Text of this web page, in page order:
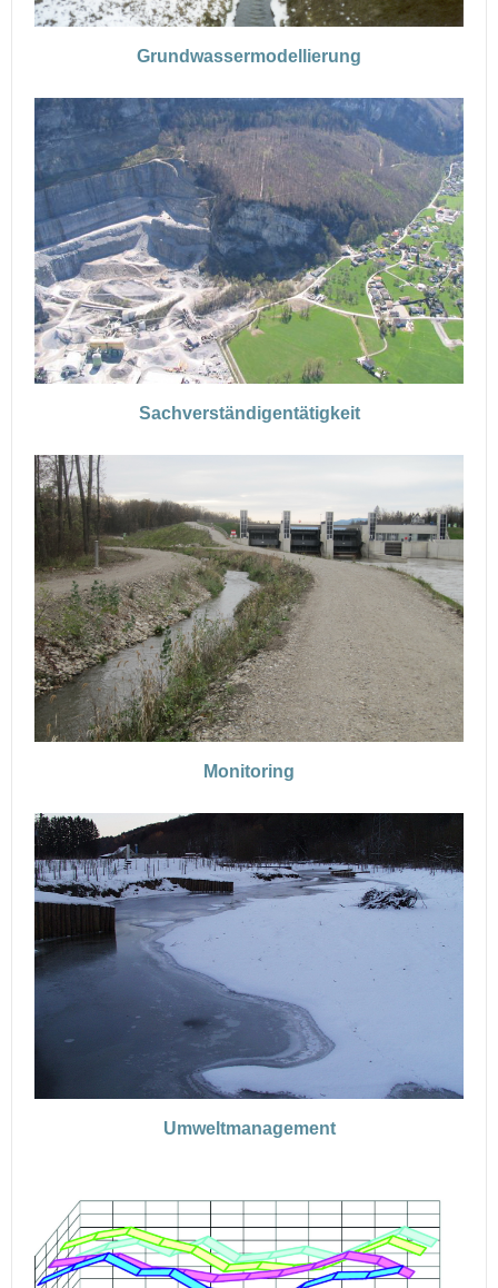
Grundwassermodellierung
Sachverständigentätigkeit
Monitoring
Umweltmanagement